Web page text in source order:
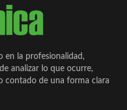
en la profesionalidad,
analizar lo que ocurre,
contado de una forma clara